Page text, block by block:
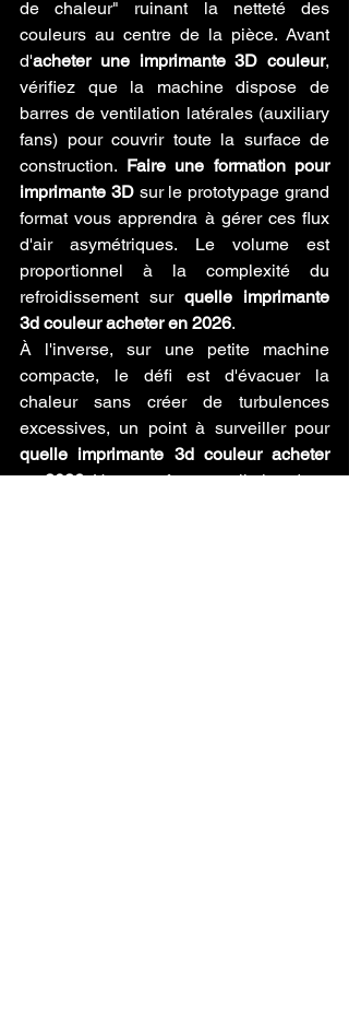
de chaleur" ruinant la netteté des
couleurs au centre de la pièce. Avant
d'acheter une imprimante 3D couleur,
vérifiez que la machine dispose de
barres de ventilation latérales (auxiliary
fans) pour couvrir toute la surface de
construction. Faire une formation pour
imprimante 3D sur le prototypage grand
format vous apprendra à gérer ces flux
d'air asymétriques. Le volume est
proportionnel à la complexité du
refroidissement sur quelle imprimante
3d couleur acheter en 2026.
À l'inverse, sur une petite machine
compacte, le défi est d'évacuer la
chaleur sans créer de turbulences
excessives, un point à surveiller pour
quelle imprimante 3d couleur acheter
en 2026. Une trop forte ventilation dans